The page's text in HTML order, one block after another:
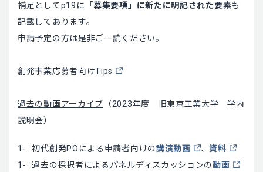
補足としてp19に 「募集要項」に新たに明記された要素も
記載してあります。
申請予定の方は是非ご一読ください。
創発事業応募者向けTips
過去の動画アーカイブ （2023年度 旧東京工業大学 学内
説明会）
初代創発POによる申請者向けの講演動画 、資料
過去の採択者によるパネルディスカッションの動画